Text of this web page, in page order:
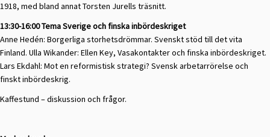
1918, med bland annat Torsten Jurells träsnitt.
13:30-16:00 Tema Sverige och finska inbördeskriget
Anne Hedén: Borgerliga storhetsdrömmar. Svenskt stöd till det vita
Finland. Ulla Wikander: Ellen Key, Vasakontakter och finska inbördeskriget.
Lars Ekdahl: Mot en reformistisk strategi? Svensk arbetarrörelse och
finskt inbördeskrig.
Kaffestund – diskussion och frågor.